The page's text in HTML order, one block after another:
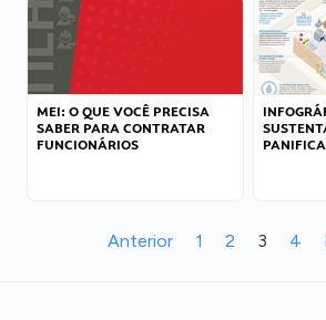
MEI: O QUE VOCÊ PRECISA
SABER PARA CONTRATAR
FUNCIONÁRIOS
Anterior 1 2 3 4